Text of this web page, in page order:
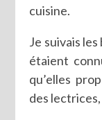
cuisine.
Je suivais
étaient
qu’elles
des